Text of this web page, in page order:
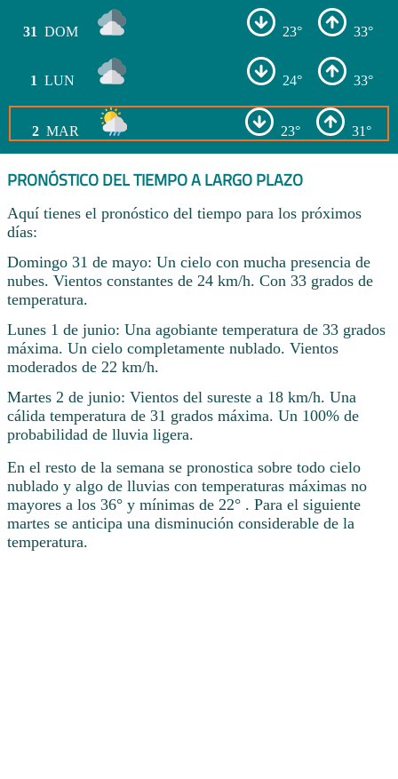
31 DOM 23° 33°
1 LUN 24° 33°
2 MAR 23° 31°
PRONÓSTICO DEL TIEMPO A LARGO PLAZO
Aquí tienes el pronóstico del tiempo para los próximos
días:
Domingo 31 de mayo: Un cielo con mucha presencia de
nubes. Vientos constantes de 24 km/h. Con 33 grados de
temperatura.
Lunes 1 de junio: Una agobiante temperatura de 33 grados
máxima. Un cielo completamente nublado. Vientos
moderados de 22 km/h.
Martes 2 de junio: Vientos del sureste a 18 km/h. Una
cálida temperatura de 31 grados máxima. Un 100% de
probabilidad de lluvia ligera.
En el resto de la semana se pronostica sobre todo cielo
nublado y algo de lluvias con temperaturas máximas no
mayores a los 36° y mínimas de 22° . Para el siguiente
martes se anticipa una disminución considerable de la
temperatura.